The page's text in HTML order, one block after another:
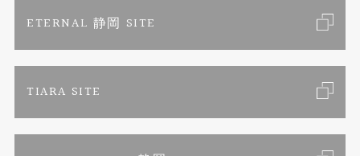
エタニティリング
婚約ネックレス
プライバシーポリシー
ETERNAL 静岡 SITE
TIARA SITE